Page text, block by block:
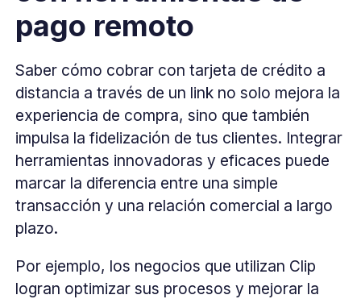
pago remoto
Saber cómo cobrar con tarjeta de crédito a
distancia a través de un link no solo mejora la
experiencia de compra, sino que también
impulsa la fidelización de tus clientes. Integrar
herramientas innovadoras y eficaces puede
marcar la diferencia entre una simple
transacción y una relación comercial a largo
plazo.
Por ejemplo, los negocios que utilizan Clip
logran optimizar sus procesos y mejorar la